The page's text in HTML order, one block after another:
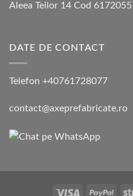
Aleea Teilor 14 Cod 6172055
DATE DE CONTACT
Telefon +40761728077
contact@axeprefabricate.ro